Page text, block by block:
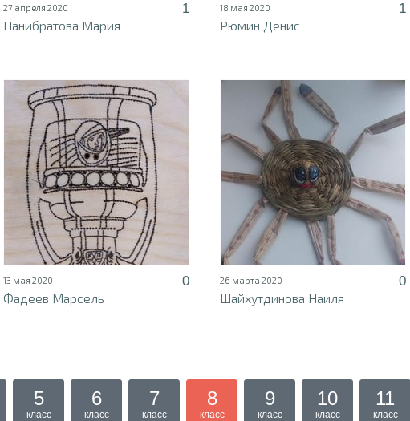
27 апреля 2020
1
Панибратова Мария
18 мая 2020
1
Рюмин Денис
13 мая 2020
0
Фадеев Марсель
26 марта 2020
0
Шайхутдинова Наиля
5
класс
6
класс
7
класс
8
класс
9
класс
10
класс
11
класс